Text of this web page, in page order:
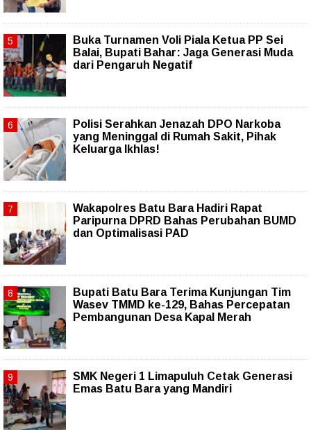
Buka Turnamen Voli Piala Ketua PP Sei
Balai, Bupati Bahar: Jaga Generasi Muda
dari Pengaruh Negatif
Polisi Serahkan Jenazah DPO Narkoba
yang Meninggal di Rumah Sakit, Pihak
Keluarga Ikhlas!
Wakapolres Batu Bara Hadiri Rapat
Paripurna DPRD Bahas Perubahan BUMD
dan Optimalisasi PAD
Bupati Batu Bara Terima Kunjungan Tim
Wasev TMMD ke-129, Bahas Percepatan
Pembangunan Desa Kapal Merah
SMK Negeri 1 Limapuluh Cetak Generasi
Emas Batu Bara yang Mandiri